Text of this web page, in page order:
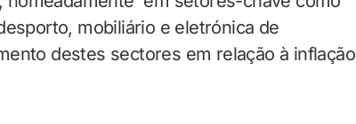
mobiliário e eletrónica de
destes sectores em relação à inflação